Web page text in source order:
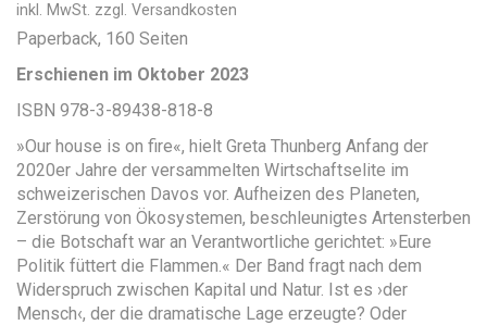
inkl. MwSt. zzgl. Versandkosten
Paperback, 160 Seiten
Erschienen im Oktober 2023
ISBN 978-3-89438-818-8
»Our house is on fire«, hielt Greta Thunberg Anfang der
2020er Jahre der versammelten Wirtschaftselite im
schweizerischen Davos vor. Aufheizen des Planeten,
Zerstörung von Ökosystemen, beschleunigtes Artensterben
– die Botschaft war an Verantwortliche gerichtet: »Eure
Politik füttert die Flammen.« Der Band fragt nach dem
Widerspruch zwischen Kapital und Natur. Ist es ›der
Mensch‹, der die dramatische Lage erzeugte? Oder